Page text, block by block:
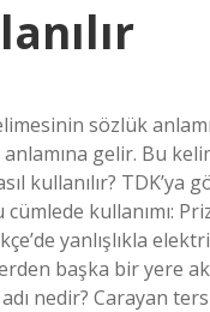
sözlük
gelir. Bu
kullanılır? TDK’ya
cümlede kullanımı:
yanlışlıkla
başka bir yere
nedir? Carayan